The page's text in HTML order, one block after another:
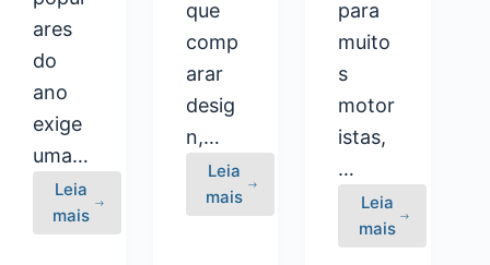
ares
do
ano
exige
uma…
Leia
maisCarros
Populares
que
comp
arar
desig
n,…
Leia
maisGasolina,
Etanol,
para
muito
s
motor
istas,
…
Leia
maisComo
Reduzir